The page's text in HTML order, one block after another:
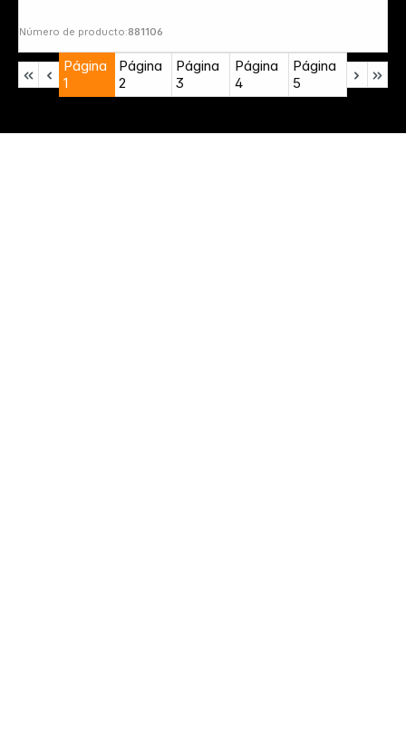
Número de producto:881106
Página
1
Página
2
Página
3
Página
4
Página
5